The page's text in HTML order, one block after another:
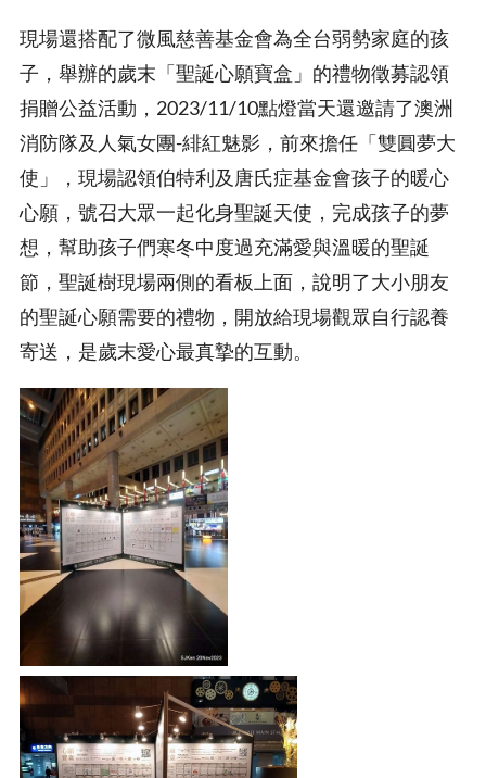
現場還搭配了微風慈善基金會為全台弱勢家庭的孩
子，舉辦的歲末「聖誕心願寶盒」的禮物徵募認領
捐贈公益活動，2023/11/10點燈當天還邀請了澳洲
消防隊及人氣女團-緋紅魅影，前來擔任「雙圓夢大
使」，現場認領伯特利及唐氏症基金會孩子的暖心
心願，號召大眾一起化身聖誕天使，完成孩子的夢
想，幫助孩子們寒冬中度過充滿愛與溫暖的聖誕
節，聖誕樹現場兩側的看板上面，說明了大小朋友
的聖誕心願需要的禮物，開放給現場觀眾自行認養
寄送，是歲末愛心最真摯的互動。